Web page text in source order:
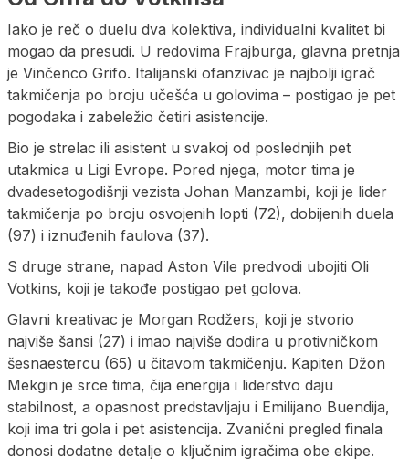
Iako je reč o duelu dva kolektiva, individualni kvalitet bi
mogao da presudi. U redovima Frajburga, glavna pretnja
je Vinčenco Grifo. Italijanski ofanzivac je najbolji igrač
takmičenja po broju učešća u golovima – postigao je pet
pogodaka i zabeležio četiri asistencije.
Bio je strelac ili asistent u svakoj od poslednjih pet
utakmica u Ligi Evrope. Pored njega, motor tima je
dvadesetogodišnji vezista Johan Manzambi, koji je lider
takmičenja po broju osvojenih lopti (72), dobijenih duela
(97) i iznuđenih faulova (37).
S druge strane, napad Aston Vile predvodi ubojiti Oli
Votkins, koji je takođe postigao pet golova.
Glavni kreativac je Morgan Rodžers, koji je stvorio
najviše šansi (27) i imao najviše dodira u protivničkom
šesnaestercu (65) u čitavom takmičenju. Kapiten Džon
Mekgin je srce tima, čija energija i liderstvo daju
stabilnost, a opasnost predstavljaju i Emilijano Buendija,
koji ima tri gola i pet asistencija. Zvanični pregled finala
donosi dodatne detalje o ključnim igračima obe ekipe.